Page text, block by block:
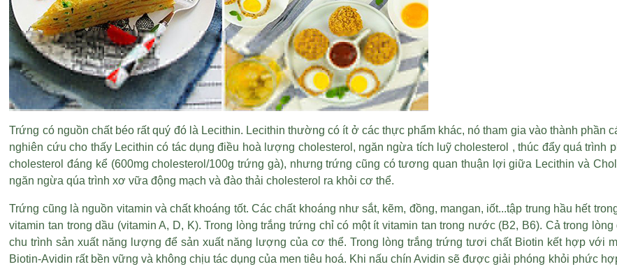
Trứng có nguồn chất béo rất quý đó là Lecithin. Lecithin thường có ít ở các thực phẩm khác, nó tham gia vào thành phần
nghiên cứu cho thấy Lecithin có tác dụng điều hoà lượng cholesterol, ngăn ngừa tích luỹ cholesterol , thúc đẩy quá
cholesterol đáng kể (600mg cholesterol/100g trứng gà), nhưng trứng cũng có tương quan thuận lợi giữa Lecithin và
ngăn ngừa qúa trình xơ vữa động mạch và đào thải cholesterol ra khỏi cơ thể.
Trứng cũng là nguồn vitamin và chất khoáng tốt. Các chất khoáng như sắt, kẽm, đồng, mangan, iốt...tập trung hầu hết
vitamin tan trong dầu (vitamin A, D, K). Trong lòng trắng trứng chỉ có một ít vitamin tan trong nước (B2, B6). Cả trong
chu trình sản xuất năng lượng để sản xuất năng lượng của cơ thể. Trong lòng trắng trứng tươi chất Biotin kết hợp với
Biotin-Avidin rất bền vững và không chịu tác dụng của men tiêu hoá. Khi nấu chín Avidin sẽ được giải phóng khỏi phức